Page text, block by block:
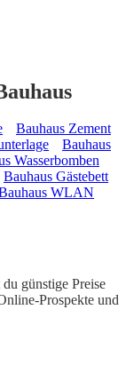
Bauhaus Zement
Bauhaus
Wasserbomben
Bauhaus Gästebett
WLAN
günstige Preise
Prospekte und